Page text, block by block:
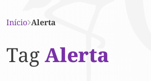
Início Alerta
Tag Alerta